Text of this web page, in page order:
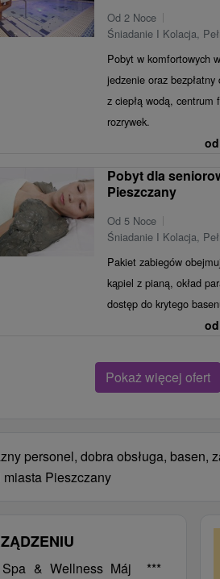
Od 2 Noce
Śniadanie I Kolacja,
Pobyt w komfortowych
jedzenie oraz
z ciepłą wodą, centrum
rozrywek.
od
Pobyt dla
Pieszczany
Od 5 Noce
Śniadanie I Kolacja,
Pakiet zabiegów
kąpiel z pianą, okład
dostęp do krytego
od
Pokaż więcej ofert
personel, dobra obsługa, basen,
miasta Pieszczany
Spa & Wellness Máj ***